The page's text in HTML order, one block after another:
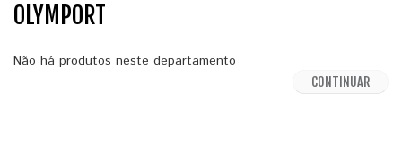
OLYMPORT
Não há produtos neste departamento
CONTINUAR